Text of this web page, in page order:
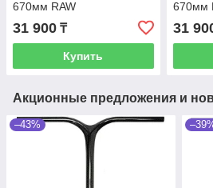
670мм RAW
31 900 ₸
Купить
670мм
31
Акционные предложения и
–43%